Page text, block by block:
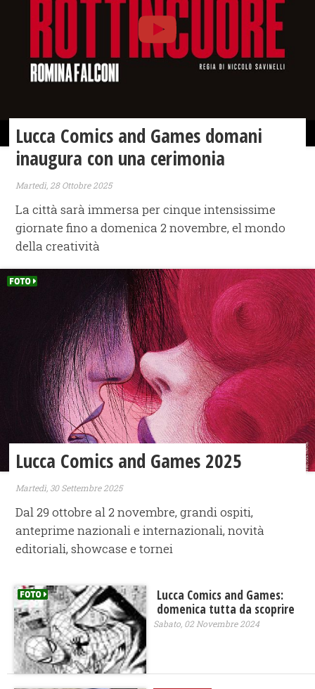
Lucca Comics and Games domani
inaugura con una cerimonia
Martedì, 28 Ottobre 2025
La città sarà immersa per cinque intensissime
giornate fino a domenica 2 novembre, el mondo
della creatività
Lucca Comics and Games 2025
Martedì, 30 Settembre 2025
Dal 29 ottobre al 2 novembre, grandi ospiti,
anteprime nazionali e internazionali, novità
editoriali, showcase e tornei
Lucca Comics and Games:
domenica tutta da scoprire
Sabato, 02 Novembre 2024